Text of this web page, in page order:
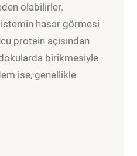
olabilirler.
hasar görmesi
protein açısından
dokularda birikmesiyle
ise, genellikle